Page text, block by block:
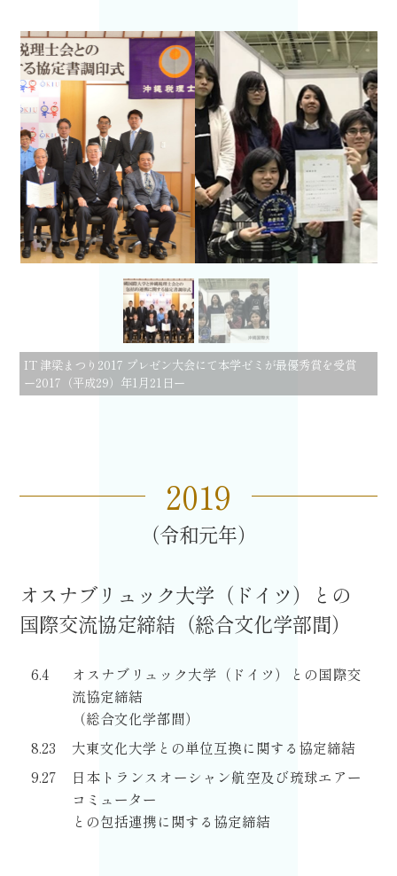
沖縄税理士会と包括連携協定 －2017（平成29）6月16日－
2019
令和元
オスナブリュック大学（ドイツ）との
国際交流協定締結（総合文化学部間）
6.4
オスナブリュック大学（ドイツ）との国際交
流協定締結
（総合文化学部間）
8.23
大東文化大学との単位互換に関する協定締結
9.27
日本トランスオーシャン航空及び琉球エアー
コミューター
との包括連携に関する協定締結